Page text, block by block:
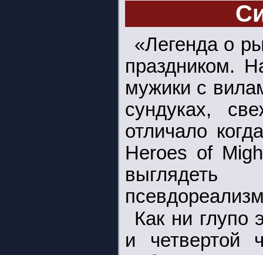
«Легенда о
праздником.
мужики с
сундуках,
отличало
Heroes of
Как ни глупо
и четвертой